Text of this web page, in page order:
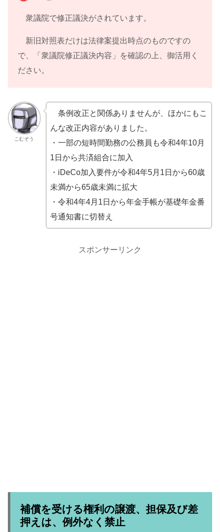
衆議院で修正議決がされています。
新旧対照表だけは法律案提出時点のものですの
で、「衆議院修正議決内容」を確認の上、御活用く
ださい。
こむぞう
条例改正と関係ありませんが、ほかにもこ
んな改正内容がありました。
・一部の短時間勤務の公務員も令和4年10月
1日から共済組合に加入
・iDeCo加入要件が令和4年5月1日から60歳
未満から65歳未満に拡大
・令和4年4月1日から年金手帳が基礎年金番
号通知書に切替え
スポンサーリンク
補償を受ける権利の譲渡、担保及び差
押えは、例外なく禁止